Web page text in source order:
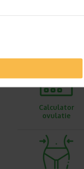
Calculator
ovulatie